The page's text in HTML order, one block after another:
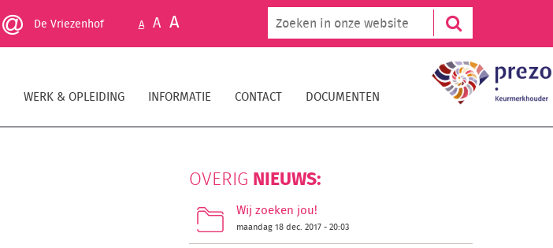
De Vriezenhof A A A
WERK & OPLEIDING INFORMATIE CONTACT DOCUMENTEN
OVERIG NIEUWS:
Wij zoeken jou!
maandag 18 dec. 2017 - 20:03